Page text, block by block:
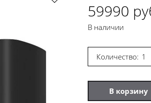
59990
В наличии
Количество:
В корзину